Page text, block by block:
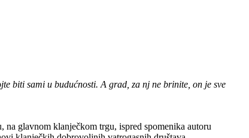
biti sami u budućnosti. A grad, za nj ne brinite, on je sve
glavnom klanječkom trgu, ispred spomenika autoru